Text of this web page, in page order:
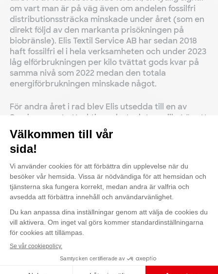
om vart man är på väg även om andelen fossilfri
distributionssträcka minskade under året (som en
direkt följd av den markanta prisökningen på
biobränsle). Elis Textil Service AB har sedan 2018
haft fossilfri el i hela verksamheten och under 2023
låg elförbrukningen per kilo tvättat gods kvar på
samma nivå som 2022 medan den totala
energiförbrukningen minskade något.
För andra året i rad blev Elis utsedda till en av
Sveriges mest attraktiva arbetsplatser vilket är ett
kvitto på att man både ser och tar tillvara på
människors förmågor och olikheter. Under 2024 ska
Elis fortsätta erbjuda sina kunder hyrlösningar
sätt driva på den nödvändiga omställningen till en
cirkulär ekonomi.
*Elis definition av hållbar textil är textil som är
miljömärkt och/eller innehåller minst 50%
”hållbara fibrer”.
Kontakta oss